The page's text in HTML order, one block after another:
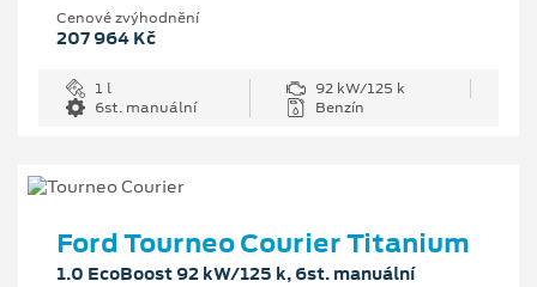
Cenové zvýhodnění
207 964 Kč
1 l
92 kW/125 k
6st. manuální
Benzín
Ford Tourneo Courier Titanium
1.0 EcoBoost 92 kW/125 k, 6st. manuální